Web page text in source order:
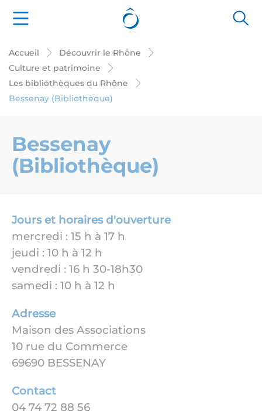
Accueil
Découvrir le Rhône
Culture et patrimoine
Les bibliothèques du Rhône
Bessenay (Bibliothèque)
Bessenay
(Bibliothèque)
Jours et horaires d'ouverture
mercredi : 15 h à 17 h
jeudi : 10 h à 12 h
vendredi : 16 h 30-18h30
samedi : 10 h à 12 h
Adresse
Maison des Associations
10 rue du Commerce
69690 BESSENAY
Contact
04 74 72 88 56